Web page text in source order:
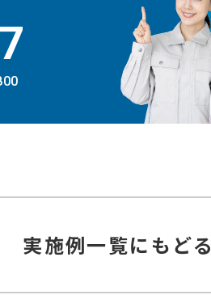
実施例一覧にもどる